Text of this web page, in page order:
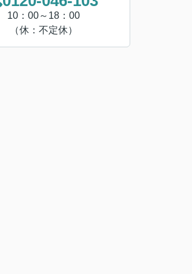
10：00～18：00
（休：不定休）